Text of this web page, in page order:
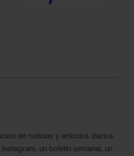
de noticias y artículos diarios,
un boletín semanal, un